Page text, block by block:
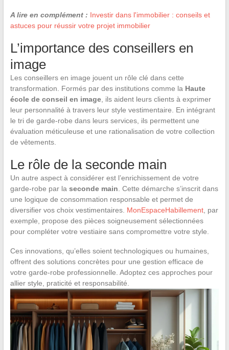
A lire en complément : Investir dans l'immobilier : conseils et
astuces pour réussir votre projet immobilier
L’importance des conseillers en
image
Les conseillers en image jouent un rôle clé dans cette
transformation. Formés par des institutions comme la Haute
école de conseil en image, ils aident leurs clients à exprimer
leur personnalité à travers leur style vestimentaire. En intégrant
le tri de garde-robe dans leurs services, ils permettent une
évaluation méticuleuse et une rationalisation de votre collection
de vêtements.
Le rôle de la seconde main
Un autre aspect à considérer est l’enrichissement de votre
garde-robe par la seconde main . Cette démarche s’inscrit dans
une logique de consommation responsable et permet de
diversifier vos choix vestimentaires. MonEspaceHabillement, par
exemple, propose des pièces soigneusement sélectionnées
pour compléter votre vestiaire sans compromettre votre style.
Ces innovations, qu’elles soient technologiques ou humaines,
offrent des solutions concrètes pour une gestion efficace de
votre garde-robe professionnelle. Adoptez ces approches pour
allier style, praticité et responsabilité.